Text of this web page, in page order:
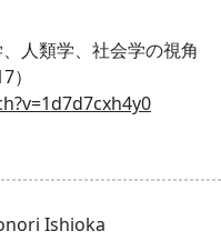
類学、社会学の視角
Ishioka